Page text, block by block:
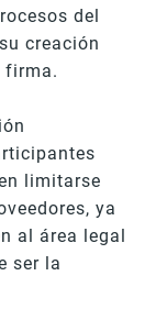
del
creación
firma.
limitarse
ya
al área legal
ser la